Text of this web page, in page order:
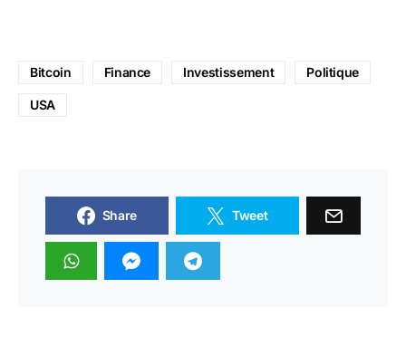
Bitcoin Finance Investissement Politique
USA
Share Tweet